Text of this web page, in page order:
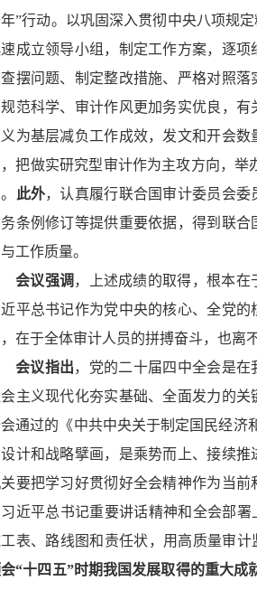
”行动。以巩固深入贯彻中央八项规
成立领导小组，制定工作方案，逐
摆问题、制定整改措施、严格对照
范科学、审计作风更加务实优良，
为基层减负工作成效，发文和开会
把做实研究型审计作为主攻方向，举
此外，认真履行联合国审计委员会
条例修订等提供重要依据，得到联
工作质量。
会议强调 ，上述成绩的取得，根本
平总书记作为党中央的核心、全党
在于全体审计人员的拼搏奋斗，也离
会议指出，党的二十届四中全会是
主义现代化夯实基础、全面发力的
通过的《中共中央关于制定国民经济
计和战略擘画，是乘势而上、接续
要把学习好贯彻好全会精神作为当
近平总书记重要讲话精神和全会部
表、路线图和责任状，用高质量审计
“十四五”时期我国发展取得的重大